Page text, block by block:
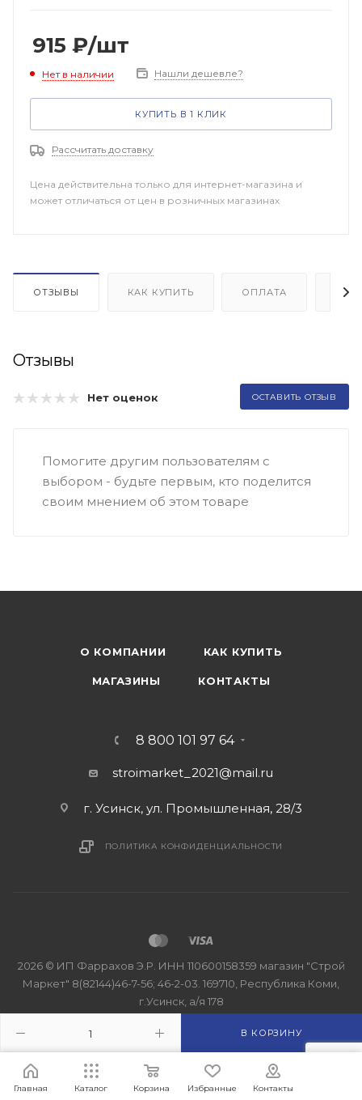
915 ₽/шт
Нет в наличии Нашли дешевле?
В КОРЗИНУ
КУПИТЬ В 1 КЛИК
Рассчитать доставку
Цена действительна только для интернет-магазина и
может отличаться от цен в розничных магазинах
ОТЗЫВЫ КАК КУПИТЬ ОПЛАТА
Отзывы
Нет оценок ОСТАВИТЬ ОТЗЫВ
Помогите другим пользователям с
выбором - будьте первым, кто поделится
своим мнением об этом товаре
О КОМПАНИИ КАК КУПИТЬ
МАГАЗИНЫ КОНТАКТЫ
8 800 101 97 64
stroimarket_2021@mail.ru
г. Усинск, ул. Промышленная, 28/3
ПОЛИТИКА КОНФИДЕНЦИАЛЬНОСТИ
2026 © ИП Фаррахов Э.Р. ИНН 110600158359 магазин "Строй
Маркет" 8(82144)46-7-56; 46-2-03. 169710, Республика Коми,
г.Усинск, а/я 178
Главная Каталог Корзина Избранные Контакты